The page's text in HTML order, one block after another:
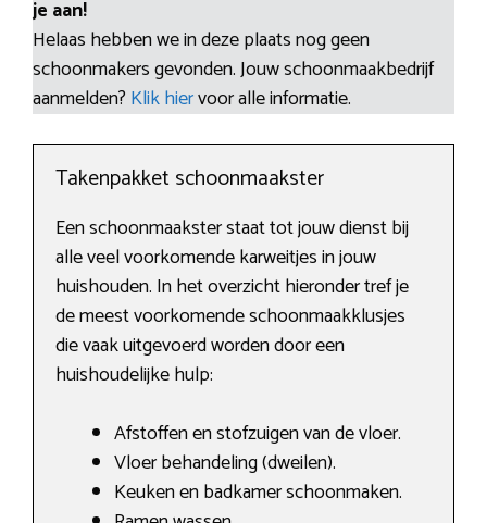
je aan!
Helaas hebben we in deze plaats nog geen
schoonmakers gevonden. Jouw schoonmaakbedrijf
aanmelden? Klik hiervoor alle informatie.
Takenpakket schoonmaakster
Een schoonmaakster staat tot jouw dienst bij
alle veel voorkomende karweitjes in jouw
huishouden. In het overzicht hieronder tref je
de meest voorkomende schoonmaakklusjes
die vaak uitgevoerd worden door een
huishoudelijke hulp:
Afstoffen en stofzuigen van de vloer.
Vloer behandeling (dweilen).
Keuken en badkamer schoonmaken.